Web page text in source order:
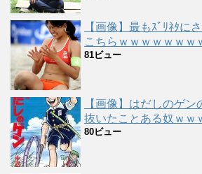
【画像】最もｽﾞﾘﾈﾀに
こちらｗｗｗｗｗｗｗ
81ビュー
【画像】はだしのゲ
抜いたことある奴ｗｗ
80ビュー